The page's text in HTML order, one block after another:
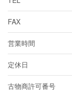
FAX
営業時間
定休日
古物商許可番号